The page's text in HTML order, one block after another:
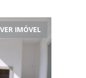
VER IMÓVEL